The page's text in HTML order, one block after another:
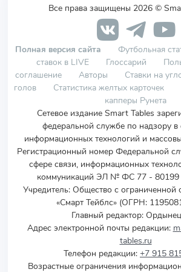
Все права защищены 2026 ©
Полная версия сайта Футбольная
ставок в LIVE
Глоссарий
соглашение
Авторы Ставки на
голов
Статистика желтых карточек
капперы Рунета
Сетевое издание Smart Tables
федеральной службе по надзору в
информационных технологий и
Регистрационный номер Федеральной
сфере связи, информационных
коммуникаций ЭЛ № ФС 77 - 80199
Учредитель: Общество с ограниченной
«Смарт Тейблс» (ОГРН:
Главный редактор:
Адрес электронной почты редакции:
tables.ru
Телефон редакции: +7 915
Возрастные ограничения